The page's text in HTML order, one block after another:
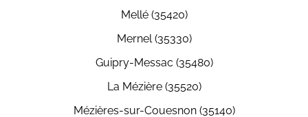
Mellé (35420)
Mernel (35330)
Guipry-Messac (35480)
La Mézière (35520)
Mézières-sur-Couesnon (35140)